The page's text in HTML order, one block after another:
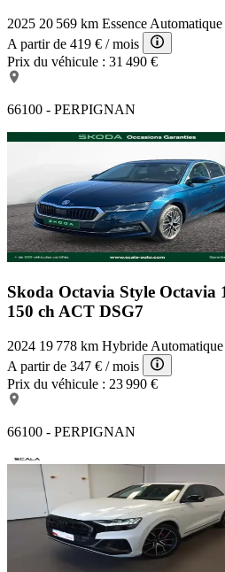
2025 20 569 km EssenceAutomatique
A partir de 419 € / mois
Prix du véhicule : 31 490 €
66100 - PERPIGNAN
Skoda Octavia Style Octavia
150 ch ACT DSG7
2024 19 778 km Hybride Automatique
A partir de 347 € / mois
Prix du véhicule : 23 990 €
66100 - PERPIGNAN